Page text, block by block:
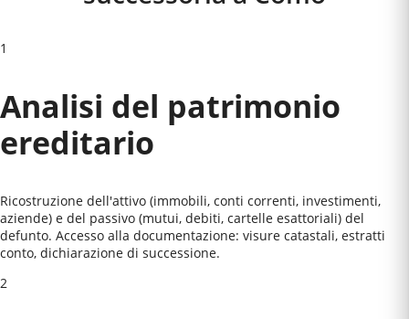
1
Analisi del patrimonio
ereditario
Ricostruzione dell'attivo (immobili, conti correnti, investimenti,
aziende) e del passivo (mutui, debiti, cartelle esattoriali) del
defunto. Accesso alla documentazione: visure catastali, estratti
conto, dichiarazione di successione.
2